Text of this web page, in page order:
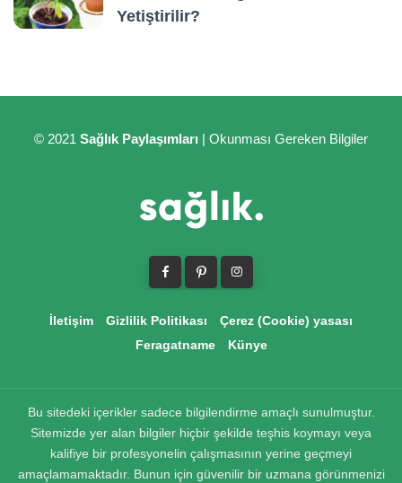
Yetiştirilir?
© 2021 Sağlık Paylaşımları | Okunması Gereken Bilgiler
İletişim Gizlilik Politikası
Çerez (Cookie) yasası
Feragatname
Künye
Bu sitedeki içerikler sadece bilgilendirme amaçlı sunulmuştur.
Sitemizde yer alan bilgiler hiçbir şekilde teşhis koymayı veya
kalifiye bir profesyonelin çalışmasının yerine geçmeyi
amaçlamamaktadır. Bunun için güvenilir bir uzmana görünmenizi